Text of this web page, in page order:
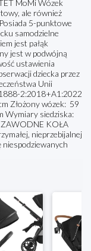
MoMi Wózek
ale również
5-punktowe
samodzielne
jest pałąk
jest w podwójną
ustawienia
dziecka przez
Unii
2:2018+A1:2022
Złożony wózek: 59
Wymiary siedziska:
KOŁA
nieprzebijalnej
niespodziewanych